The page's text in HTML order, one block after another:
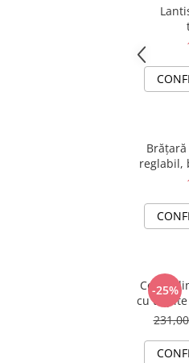
reglabil,
Are
-25%
Colier
cu